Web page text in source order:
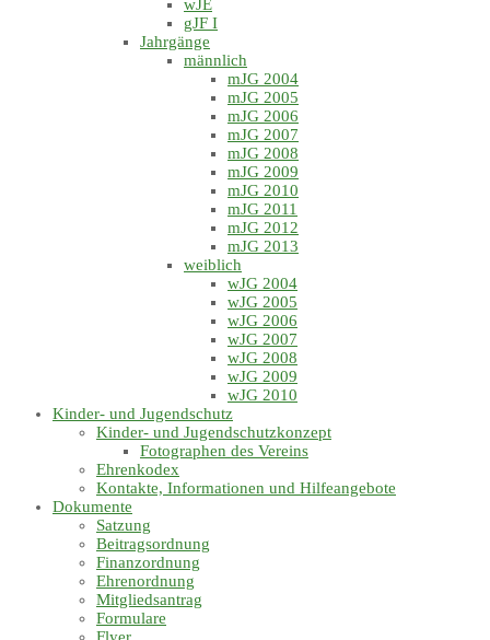
wJE
gJF I
Jahrgänge
männlich
mJG 2004
mJG 2005
mJG 2006
mJG 2007
mJG 2008
mJG 2009
mJG 2010
mJG 2011
mJG 2012
mJG 2013
weiblich
wJG 2004
wJG 2005
wJG 2006
wJG 2007
wJG 2008
wJG 2009
wJG 2010
Kinder- und Jugendschutz
Kinder- und Jugendschutzkonzept
Fotographen des Vereins
Ehrenkodex
Kontakte, Informationen und Hilfeangebote
Dokumente
Satzung
Beitragsordnung
Finanzordnung
Ehrenordnung
Mitgliedsantrag
Formulare